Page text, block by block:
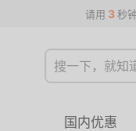
请用 3 秒
国内优惠